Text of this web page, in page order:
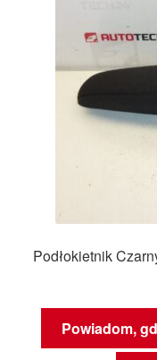
Podłokietnik
Powiadom,